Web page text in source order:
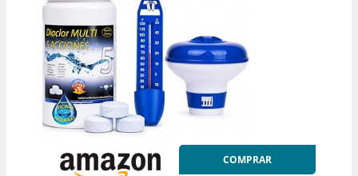
COMPRAR